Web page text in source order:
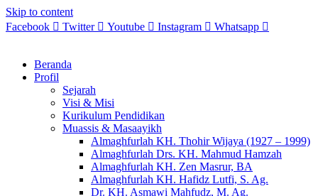
Skip to content
Facebook
Twitter Youtube Instagram Whatsapp
Beranda
Profil
Sejarah
Visi & Misi
Kurikulum Pendidikan
Muassis & Masaayikh
Almaghfurlah KH. Thohir Wijaya (1927 – 1999)
Almaghfurlah Drs. KH. Mahmud Hamzah
Almaghfurlah KH. Zen Masrur, BA
Almaghfurlah KH. Hafidz Lutfi, S. Ag.
Dr. KH. Asmawi Mahfudz, M. Ag.